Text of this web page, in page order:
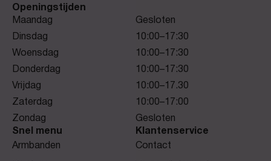
Openingstijden
Maandag
Gesloten
Dinsdag
10:00–17:30
Woensdag
10:00–17:30
Donderdag
10:00–17:30
Vrijdag
10:00–17.30
Zaterdag
10:00–17:00
Zondag
Gesloten
Snel menu
Armbanden
Klantenservice
Contact